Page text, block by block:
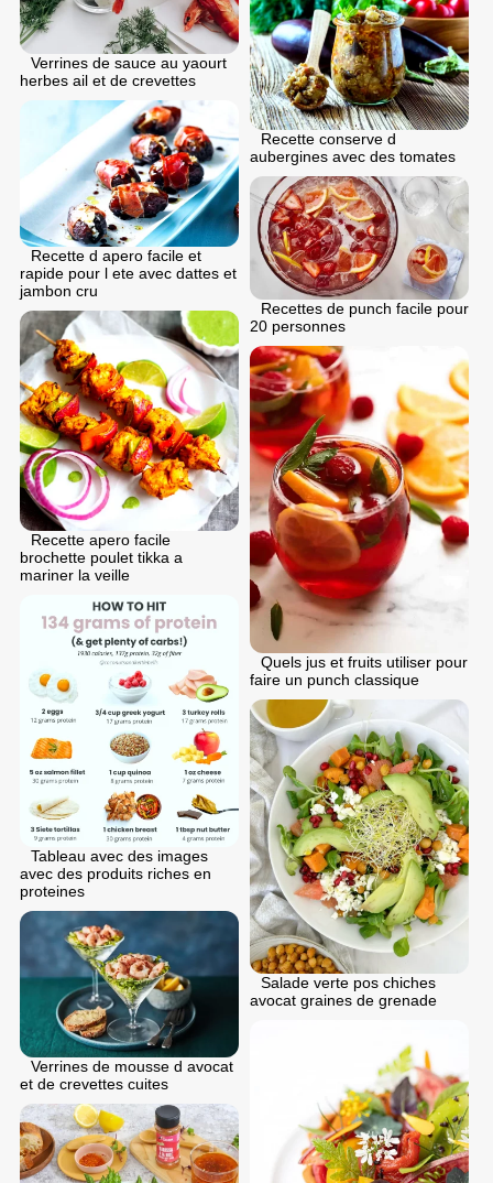
Verrines de sauce au yaourt
herbes ail et de crevettes
Recette conserve d
aubergines avec des tomates
Recette d apero facile et
rapide pour l ete avec dattes et
jambon cru
Recettes de punch facile pour
20 personnes
Recette apero facile
brochette poulet tikka a
mariner la veille
Quels jus et fruits utiliser pour
faire un punch classique
Tableau avec des images
avec des produits riches en
proteines
Salade verte pos chiches
avocat graines de grenade
Verrines de mousse d avocat
et de crevettes cuites